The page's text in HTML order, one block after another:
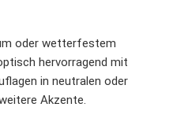
oder wetterfestem
hervorragend mit
in neutralen oder
Akzente.